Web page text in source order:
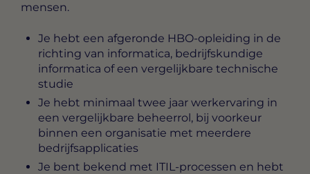
mensen.
Je hebt een afgeronde HBO-opleiding in de
richting van informatica, bedrijfskundige
informatica of een vergelijkbare technische
studie
Je hebt minimaal twee jaar werkervaring in
een vergelijkbare beheerrol, bij voorkeur
binnen een organisatie met meerdere
bedrijfsapplicaties
Je bent bekend met ITIL-processen en hebt